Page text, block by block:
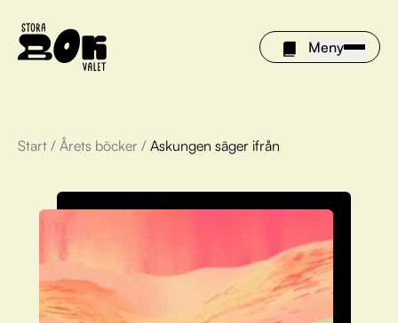
Meny
Årets böcker
Om Stora bokvalet
Olivia tipsar
Vinnare
Start / Årets böcker / Askungen säger ifrån